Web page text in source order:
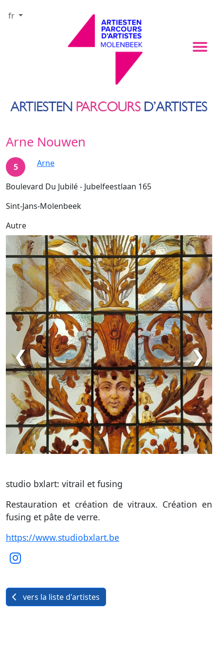
fr
Arne Nouwen
5 Arne
Boulevard Du Jubilé - Jubelfeestlaan 165
Sint-Jans-Molenbeek
Autre
❮ ❯
studio bxlart: vitrail et fusing
Restauration et création de vitraux. Création en
fusing et pâte de verre.
https://www.studiobxlart.be
vers la liste d'artistes